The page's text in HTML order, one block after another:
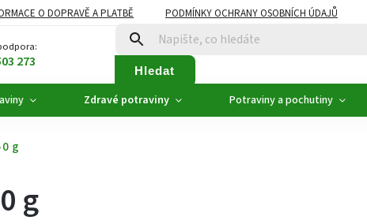
O DOPRAVĚ A PLATBĚ PODMÍNKY OCHRANY OSOBNÍCH ÚDAJŮ
ZDRAVÉ POTRAVINY NOVINKY AKCE, SLEVY
273 Hledat
Zdravé potraviny Potraviny a pochutiny
g
g